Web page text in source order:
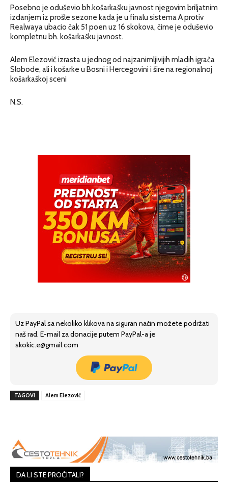
Posebno je oduševio bh.košarkašku javnost njegovim briljatnim
izdanjem iz prošle sezone kada je u finalu sistema A protiv
Realwaya ubacio čak 51 poen uz 16 skokova, čime je oduševio
kompletnu bh. košarkašku javnost.
Alem Elezović izrasta u jednog od najzanimljivijih mladih igrača
Slobode, ali i košarke u Bosni i Hercegovini i šire na regionalnoj
košarkaškoj sceni
N.S.
Uz PayPal sa nekoliko klikova na siguran način možete podržati
naš rad. E-mail za donacije putem PayPal-a je
skokic.e@gmail.com
TAGOVI Alem Elezović
DA LI STE PROČITALI?